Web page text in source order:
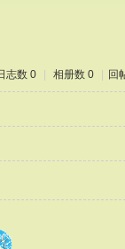
志数 0 相册数 0 回